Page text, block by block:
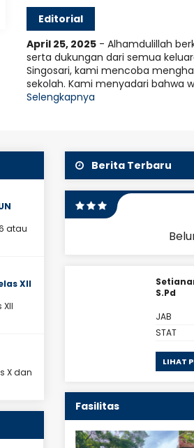
Editorial
April 25, 2025 - Alhamdulillah
serta dukungan dari semua
Singosari, kami mencoba
sekolah. Kami menyadari bahwa
Selengkapnya
"...Jika Kamu
Akan
Berita Terbaru
31 Oktober 2025
Qomariyati,
Fasilitas
atau
XII
X dan